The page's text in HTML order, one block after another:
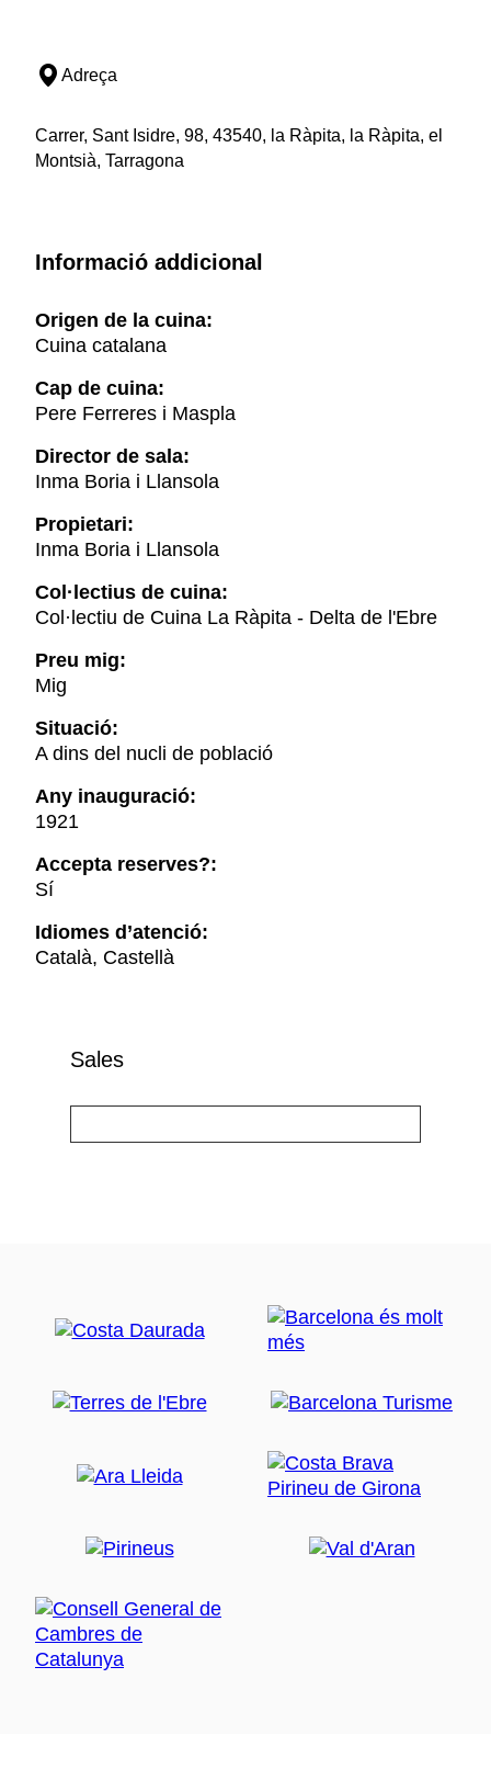
Adreça
Carrer, Sant Isidre, 98, 43540, la Ràpita, la Ràpita, el
Montsià, Tarragona
Informació addicional
Origen de la cuina:
Cuina catalana
Cap de cuina:
Pere Ferreres i Maspla
Director de sala:
Inma Boria i Llansola
Propietari:
Inma Boria i Llansola
Col·lectius de cuina:
Col·lectiu de Cuina La Ràpita - Delta de l'Ebre
Preu mig:
Mig
Situació:
A dins del nucli de població
Any inauguració:
1921
Accepta reserves?:
Sí
Idiomes d’atenció:
Català, Castellà
Sales